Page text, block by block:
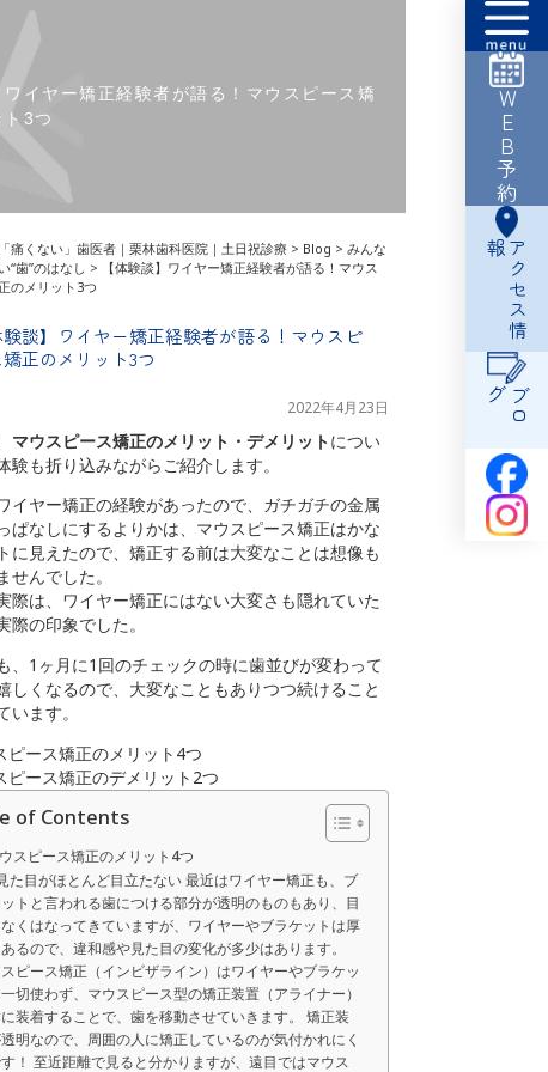
WEB予約
ア
ク
セ
ス
情
報
ブ
ロ
グ
ワイヤー矯正経験者が語る！マウスピース矯
ト3つ
痛くない」歯医者｜栗林歯科医院｜土日祝診療 > Blog > みんな
“歯”のはなし >
【体験談】ワイヤー矯正経験者が語る！マウス
のメリット3つ
験談】ワイヤー矯正経験者が語る！マウスピ
矯正のメリット3つ
2022年4月23日
マウスピース矯正のメリット・デメリットについ
験も折り込みながらご紹介します。
イヤー矯正の経験があったので、ガチガチの金属
ぱなしにするよりかは、マウスピース矯正はかな
に見えたので、矯正する前は大変なことは想像も
せんでした。
際は、ワイヤー矯正にはない大変さも隠れていた
際の印象でした。
、1ヶ月に1回のチェックの時に歯並びが変わって
しくなるので、大変なこともありつつ続けること
います。
ピース矯正のメリット4つ
ピース矯正のデメリット2つ
of Contents
スピース矯正のメリット4つ
た目がほとんど目立たない 最近はワイヤー矯正も、ブ
トと言われる歯につける部分が透明のものもあり、目
くはなってきていますが、ワイヤーやブラケットは厚
るので、違和感や見た目の変化が多少はあります。
ピース矯正（インビザライン）はワイヤーやブラケッ
一切使わず、マウスピース型の矯正装置（アライナー）
装着することで、歯を移動させていきます。 矯正装
明なので、周囲の人に矯正しているのが気付かれにく
！ 至近距離で見ると分かりますが、遠目ではマウス